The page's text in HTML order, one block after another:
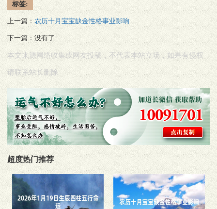
标签:
上一篇： 农历十月宝宝缺金性格事业影响
下一篇：没有了
本文来源网络收集或网友投稿，不代表本站立场，如果有侵权
请联系站长删除
超度热门推荐